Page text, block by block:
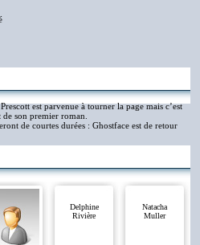
est parvenue à tourner la page mais c’est
son premier roman.
de courtes durées : Ghostface est de retour
Delphine
Rivière
Natacha
Muller